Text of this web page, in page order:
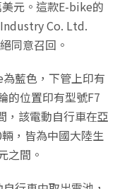
元。這款E-bike的
Co. Ltd.
同意召回。
藍色，下管上印有
的位置印有型號F7
，該電動自行車在亞
，皆為中國大陸生
之間。